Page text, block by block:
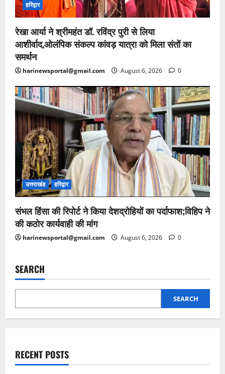
हरिद्वार
रेखा आर्या ने श्रीमहंत डॉ. रविंद्र पुरी से लिया
आशीर्वाद,ओलंपिक संकल्प कांवड़ यात्रा को मिला संतों का
समर्थन
harinewsportal@gmail.com August 6, 2026 0
उत्तराखंड हरिद्वार
संभल हिंसा की रिपोर्ट ने किया देशद्रोहियों का पर्दाफाश;विहिप ने
की कठोर कार्यवाही की मांग
harinewsportal@gmail.com August 6, 2026 0
SEARCH
SEARCH
RECENT POSTS